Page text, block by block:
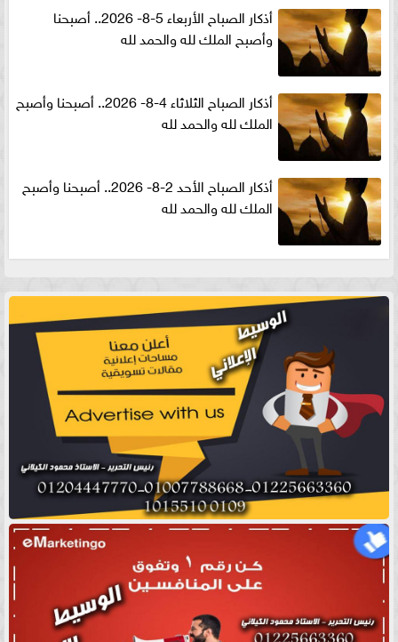
أذكار الصباح الأربعاء 5-8- 2026.. أصبحنا
وأصبح الملك لله والحمد لله
أذكار الصباح الثلاثاء 4-8- 2026.. أصبحنا وأصبح
الملك لله والحمد لله
أذكار الصباح الأحد 2-8- 2026.. أصبحنا وأصبح
الملك لله والحمد لله